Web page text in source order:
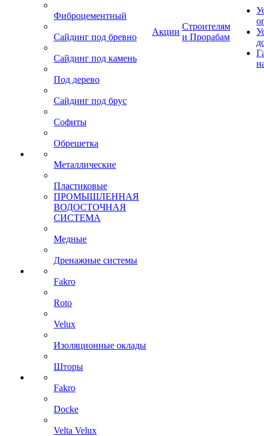
Фиброцементный
Сайдинг под бревно
Сайдинг под камень
Под дерево
Сайдинг под брус
Софиты
Обрешетка
Металлические
Пластиковые
ПРОМЫШЛЕННАЯ
ВОДОСТОЧНАЯ
СИСТЕМА
Медные
Дренажные системы
Fakro
Roto
Velux
Изоляционные оклады
Шторы
Fakro
Docke
Velta Velux
Акции
Строителям
и Прорабам